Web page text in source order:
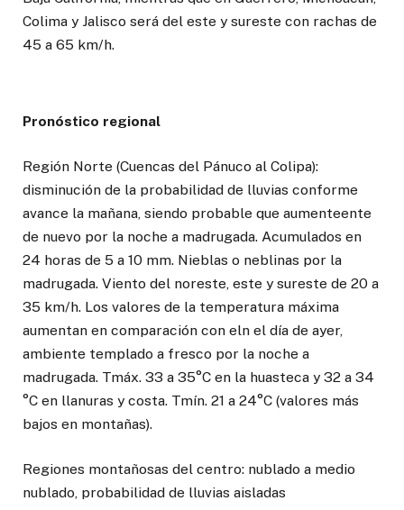
Colima y Jalisco será del este y sureste con rachas de
45 a 65 km/h.
Pronóstico regional
Región Norte (Cuencas del Pánuco al Colipa):
disminución de la probabilidad de lluvias conforme
avance la mañana, siendo probable que aumenteente
de nuevo por la noche a madrugada. Acumulados en
24 horas de 5 a 10 mm. Nieblas o neblinas por la
madrugada. Viento del noreste, este y sureste de 20 a
35 km/h. Los valores de la temperatura máxima
aumentan en comparación con eln el día de ayer,
ambiente templado a fresco por la noche a
madrugada. Tmáx. 33 a 35°C en la huasteca y 32 a 34
°C en llanuras y costa. Tmín. 21 a 24°C (valores más
bajos en montañas).
Regiones montañosas del centro: nublado a medio
nublado, probabilidad de lluvias aisladas